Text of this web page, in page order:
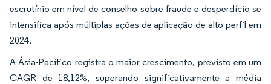
escrutínio em nível de conselho sobre fraude e desperdício se
intensifica após múltiplas ações de aplicação de alto perfil em
2024.
A Ásia-Pacífico registra o maior crescimento, previsto em um
CAGR de 18,12%, superando significativamente a média